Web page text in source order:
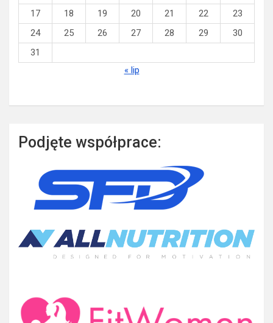
17
18 19 20 21 22
23
24
25 26 27 28 29
30
31
« lip
Podjęte współprace: